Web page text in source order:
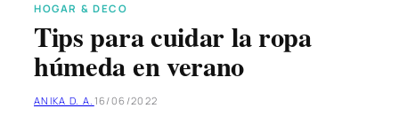
HOGAR & DECO
Tips para cuidar la ropa
húmeda en verano
ANIKA D. A. 16/06/2022